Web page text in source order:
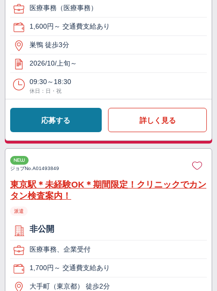
医療事務（医療事務）
1,600円～ 交通費支給あり
巣鴨 徒歩3分
2026/10/上旬～
09:30～18:30
休日：日・祝
応募する 詳しく見る
NEW
ジョブNo.A01493849
東京駅＊未経験OK＊期間限定！クリニックでカン
タン検査案内！
派遣
非公開
医療事務、企業受付
1,700円～ 交通費支給あり
大手町（東京都） 徒歩2分